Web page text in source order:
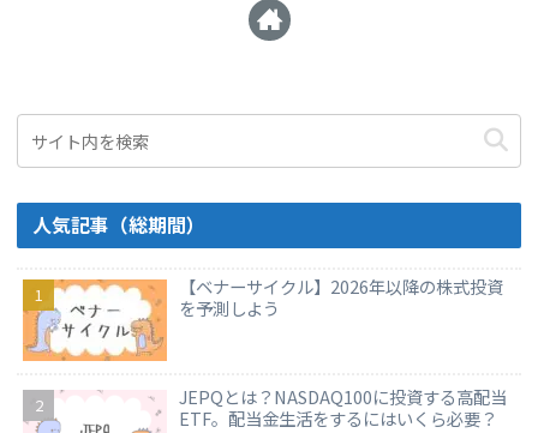
人気記事（総期間）
【ベナーサイクル】2026年以降の株式投資
を予測しよう
JEPQとは？NASDAQ100に投資する高配当
ETF。配当金生活をするにはいくら必要？